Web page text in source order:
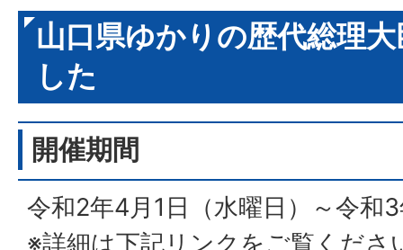
山口県ゆかりの歴代総理
した
開催期間
令和2年4月1日（水曜日）～令和
※詳細は下記リンクをご覧くださ